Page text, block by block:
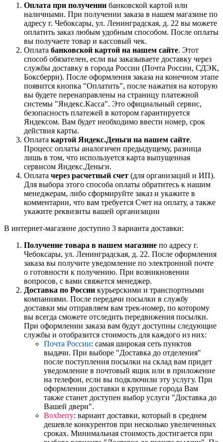
Оплата при получении банковской картой или
наличными. При получении заказа в нашем магазине по
адресу г. Чебоксары, ул. Ленинградская, д. 22 вы можете
оплатить заказ любым удобным способом. После оплаты
вы получаете товар и кассовый чек.
Оплата банковской картой на нашем сайте. Этот
способ обязателен, если вы заказываете доставку через
службы доставку в города России (Почта России, СДЭК,
Боксберри). После оформления заказа на конечном этапе
появится кнопка "Оплатить", после нажатия на которую
вы будете перенаправлены на страницу платежной
системы "Яндекс.Касса". Это официальный сервис,
безопасность платежей в котором гарантируется
Яндексом. Вам будет необходимо ввести номер, срок
действия карты.
Оплата картой Яндекс.Деньги на нашем сайте.
Процесс оплаты аналогичен предыдущему, разница
лишь в том, что используется карта выпущенная
сервисом Яндекс.Деньги.
Оплата через расчетный счет (для организаций и ИП).
Для выбора этого способа оплаты обратитесь к нашим
менеджерам, либо сформируйте заказ и укажите в
комментарии, что вам требуется Счет на оплату, а также
укажите реквизиты вашей организации
В интернет-магазине доступно 3 варианта доставки:
Получение товара в нашем магазине по адресу г.
Чебоксары, ул. Ленинградская, д. 22. После оформления
заказа вы получите уведомление по электронной почте
о готовности к получению. При возникновении
вопросов, с вами свяжется менеджер.
Доставка по России курьерскими и транспортными
компаниями. После передачи посылки в службу
доставки мы отправляем вам трек-номер, по которому
вы всегда сможете отследить передвижения посылки.
При оформлении заказа вам будут доступны следующие
службы и отобразится стоимость для каждого из них:
Почта России: самая широкая сеть пунктов
выдачи. При выборе "Доставка до отделения"
после поступления посылки на склад вам придет
уведомление в почтовый ящик или в приложение
на телефон, если вы подключили эту услугу. При
оформлении доставки в крупные города Вам
также станет доступен выбор услуги "Доставка до
Вашей двери".
Boxberry: вариант доставки, который в среднем
дешевле конкурентов при несколько увеличенных
сроках. Минимальная стоимость достигается при